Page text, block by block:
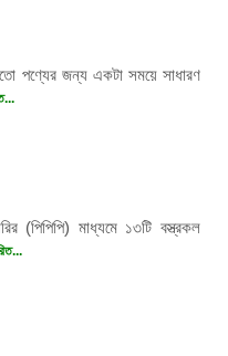
পণ্যের জন্য একটা সময়ে সাধারণ
(পিপিপি) মাধ্যমে ১৩টি বস্ত্রকল